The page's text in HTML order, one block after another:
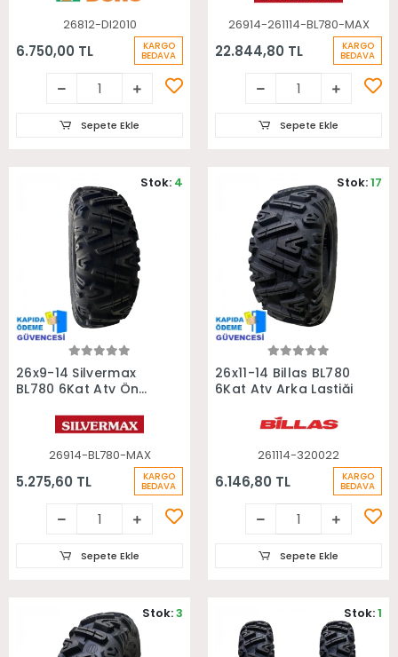
26812-DI2010
6.750,00 TL KARGO
BEDAVA
Sepete Ekle
26914-261114-BL780-MAX
22.844,80 TL KARGO
BEDAVA
Sepete Ekle
Sepete Ekle
26x9-14 Silvermax
BL780 6Kat Atv Ön
26914-BL780-MAX
5.275,60 TL KARGO
BEDAVA
Stok: 4
Sepete Ekle
Sepete Ekle
26x11-14 Billas BL780
6Kat Atv Arka Lastiği
261114-320022
6.146,80 TL KARGO
BEDAVA
Stok:17
Sepete Ekle
Stok:3 Stok:1